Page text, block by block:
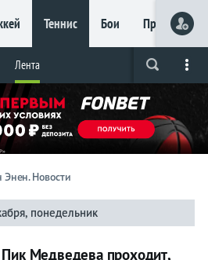
Теннис Бои Прочие
Прогнозы Букмекеры
Лента
Новости
понедельник
Медведева проходит,